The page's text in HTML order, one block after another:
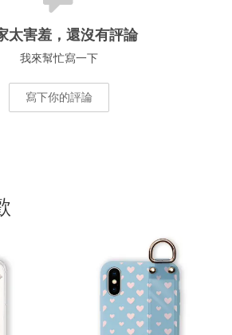
太害羞，還沒有評論
我來幫忙寫一下
寫下你的評論